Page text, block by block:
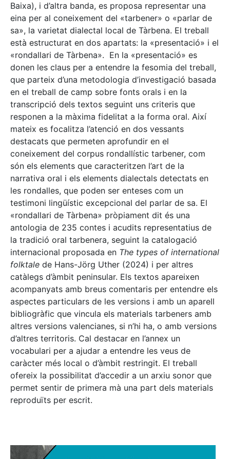
Baixa), i d’altra banda, es proposa representar una
eina per al coneixement del «tarbener» o «parlar de
sa», la varietat dialectal local de Tàrbena. El treball
està estructurat en dos apartats: la «presentació» i el
«rondallari de Tàrbena». En la «presentació» es
donen les claus per a entendre la fesomia del treball,
que parteix d’una metodologia d’investigació basada
en el treball de camp sobre fonts orals i en la
transcripció dels textos seguint uns criteris que
responen a la màxima fidelitat a la forma oral. Així
mateix es focalitza l’atenció en dos vessants
destacats que permeten aprofundir en el
coneixement del corpus rondallístic tarbener, com
són els elements que caracteritzen l’art de la
narrativa oral i els elements dialectals detectats en
les rondalles, que poden ser enteses com un
testimoni lingüístic excepcional del parlar de sa. El
«rondallari de Tàrbena» pròpiament dit és una
antologia de 235 contes i acudits representatius de
la tradició oral tarbenera, seguint la catalogació
internacional proposada en The types of international
folktale de Hans-Jörg Uther (2024) i per altres
catàlegs d’àmbit peninsular. Els textos apareixen
acompanyats amb breus comentaris per entendre els
aspectes particulars de les versions i amb un aparell
bibliogràfic que vincula els materials tarbeners amb
altres versions valencianes, si n’hi ha, o amb versions
d’altres territoris. Cal destacar en l’annex un
vocabulari per a ajudar a entendre les veus de
caràcter més local o d’àmbit restringit. El treball
ofereix la possibilitat d’accedir a un arxiu sonor que
permet sentir de primera mà una part dels materials
reproduïts per escrit.